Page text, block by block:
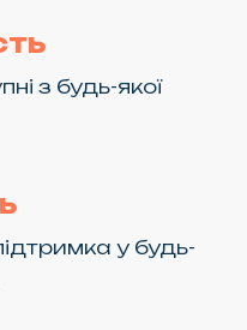
з будь-якої
у будь-